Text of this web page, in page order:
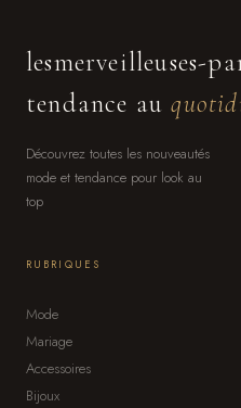
lesmerveilleuses-
tendance au
Découvrez toutes les nouveautés
mode et tendance pour look au
top
RUBRIQUES
Mode
Mariage
Accessoires
Bijoux